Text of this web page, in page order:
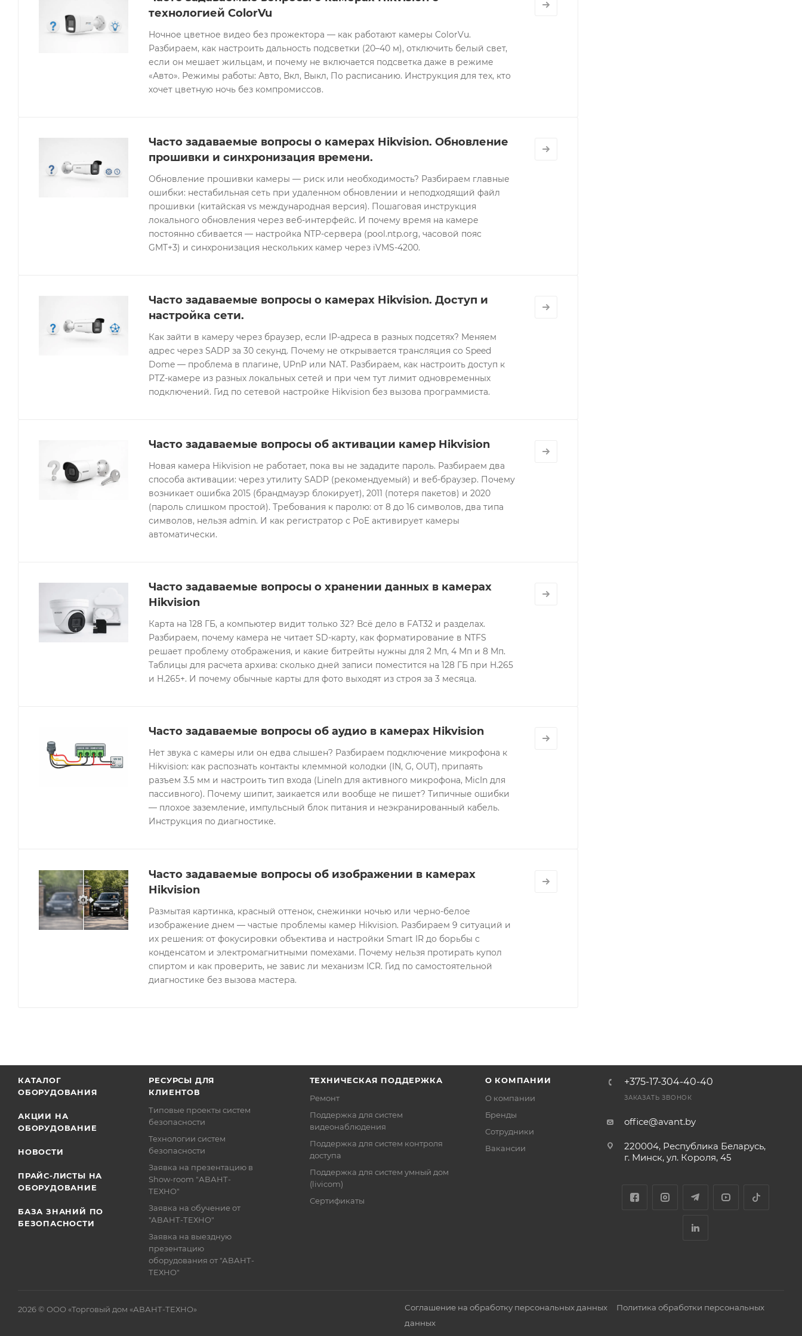
технологией ColorVu
Ночное цветное видео без прожектора — как работают камеры ColorVu.
Разбираем, как настроить дальность подсветки (20–40 м), отключить белый свет,
если он мешает жильцам, и почему не включается подсветка даже в режиме
«Авто». Режимы работы: Авто, Вкл, Выкл, По расписанию. Инструкция для тех, кто
хочет цветную ночь без компромиссов.
Часто задаваемые вопросы о камерах Hikvision. Обновление
прошивки и синхронизация времени.
Обновление прошивки камеры — риск или необходимость? Разбираем главные
ошибки: нестабильная сеть при удаленном обновлении и неподходящий файл
прошивки (китайская vs международная версия). Пошаговая инструкция
локального обновления через веб-интерфейс. И почему время на камере
постоянно сбивается — настройка NTP-сервера (pool.ntp.org, часовой пояс
GMT+3) и синхронизация нескольких камер через iVMS-4200.
Часто задаваемые вопросы о камерах Hikvision. Доступ и
настройка сети.
Как зайти в камеру через браузер, если IP-адреса в разных подсетях? Меняем
адрес через SADP за 30 секунд. Почему не открывается трансляция со Speed
Dome — проблема в плагине, UPnP или NAT. Разбираем, как настроить доступ к
PTZ-камере из разных локальных сетей и при чем тут лимит одновременных
подключений. Гид по сетевой настройке Hikvision без вызова программиста.
Часто задаваемые вопросы об активации камер Hikvision
Новая камера Hikvision не работает, пока вы не зададите пароль. Разбираем два
способа активации: через утилиту SADP (рекомендуемый) и веб-браузер. Почему
возникает ошибка 2015 (брандмауэр блокирует), 2011 (потеря пакетов) и 2020
(пароль слишком простой). Требования к паролю: от 8 до 16 символов, два типа
символов, нельзя admin. И как регистратор с PoE активирует камеры
автоматически.
Часто задаваемые вопросы о хранении данных в камерах
Hikvision
Карта на 128 ГБ, а компьютер видит только 32? Всё дело в FAT32 и разделах.
Разбираем, почему камера не читает SD-карту, как форматирование в NTFS
решает проблему отображения, и какие битрейты нужны для 2 Мп, 4 Мп и 8 Мп.
Таблицы для расчета архива: сколько дней записи поместится на 128 ГБ при H.265
и H.265+. И почему обычные карты для фото выходят из строя за 3 месяца.
Часто задаваемые вопросы об аудио в камерах Hikvision
Нет звука с камеры или он едва слышен? Разбираем подключение микрофона к
Hikvision: как распознать контакты клеммной колодки (IN, G, OUT), припаять
разъем 3.5 мм и настроить тип входа (LineIn для активного микрофона, MicIn для
пассивного). Почему шипит, заикается или вообще не пишет? Типичные ошибки
— плохое заземление, импульсный блок питания и неэкранированный кабель.
Инструкция по диагностике.
Часто задаваемые вопросы об изображении в камерах
Hikvision
Размытая картинка, красный оттенок, снежинки ночью или черно-белое
изображение днем — частые проблемы камер Hikvision. Разбираем 9 ситуаций и
их решения: от фокусировки объектива и настройки Smart IR до борьбы с
конденсатом и электромагнитными помехами. Почему нельзя протирать купол
спиртом и как проверить, не завис ли механизм ICR. Гид по самостоятельной
диагностике без вызова мастера.
КАТАЛОГ
ОБОРУДОВАНИЯ
АКЦИИ НА
ОБОРУДОВАНИЕ
НОВОСТИ
ПРАЙС-ЛИСТЫ НА
ОБОРУДОВАНИЕ
БАЗА ЗНАНИЙ ПО
БЕЗОПАСНОСТИ
РЕСУРСЫ ДЛЯ
КЛИЕНТОВ
Типовые проекты систем
безопасности
Технологии систем
безопасности
Заявка на презентацию в
Show-room "АВАНТ-
ТЕХНО"
Заявка на обучение от
"АВАНТ-ТЕХНО"
Заявка на выездную
презентацию
оборудования от "АВАНТ-
ТЕХНО"
ТЕХНИЧЕСКАЯ ПОДДЕРЖКА
Ремонт
Поддержка для систем
видеонаблюдения
Поддержка для систем контроля
доступа
Поддержка для систем умный дом
(livicom)
Сертификаты
О КОМПАНИИ
О компании
Бренды
Сотрудники
Вакансии
+375-17-304-40-40
ЗАКАЗАТЬ ЗВОНОК
office@avant.by
220004, Республика Беларусь,
г. Минск, ул. Короля, 45
Соглашение на обработку персональных данных
Политика обработки персональных
данных
2026 © ООО «Торговый дом «АВАНТ-ТЕХНО»